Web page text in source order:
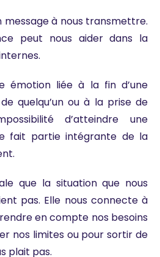
message à nous transmettre.
peut nous aider dans la
émotion liée à la fin d’une
quelqu’un ou à la prise de
d’atteindre une
fait partie intégrante de la
que la situation que nous
pas. Elle nous connecte à
en compte nos besoins
nos limites ou pour sortir de
plait pas.